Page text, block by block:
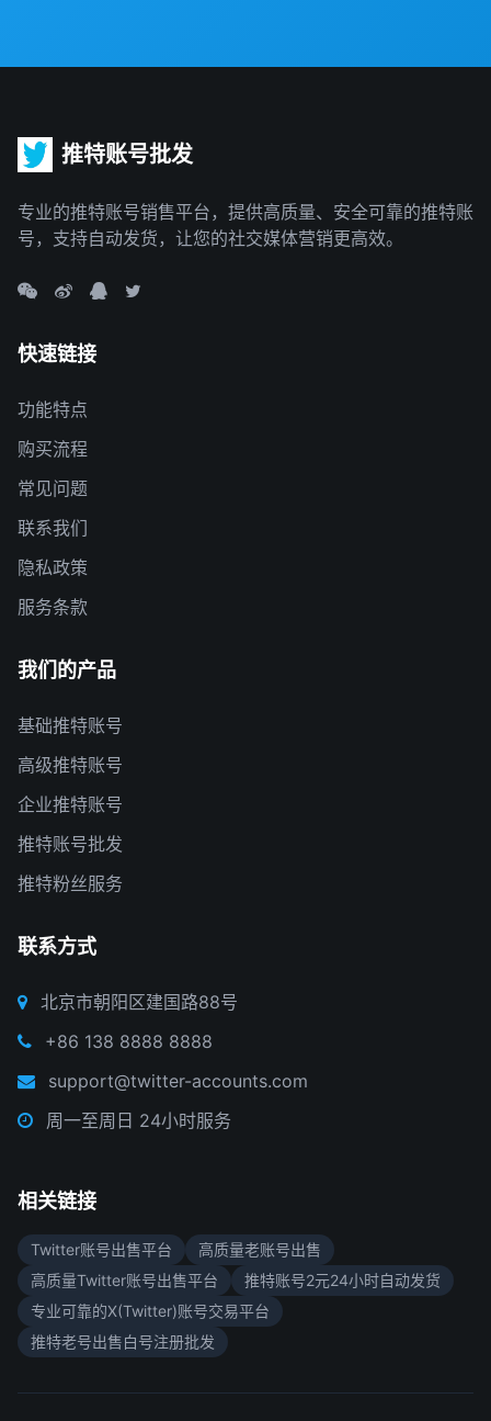
推特账号批发
专业的推特账号销售平台，提供高质量、安全可靠的推特账
号，支持自动发货，让您的社交媒体营销更高效。
快速链接
功能特点
购买流程
常见问题
联系我们
隐私政策
服务条款
我们的产品
基础推特账号
高级推特账号
企业推特账号
推特账号批发
推特粉丝服务
联系方式
北京市朝阳区建国路88号
+86 138 8888 8888
support@twitter-accounts.com
周一至周日 24小时服务
相关链接
Twitter账号出售平台
高质量老账号出售
高质量Twitter账号出售平台
推特账号2元24小时自动发货
专业可靠的X(Twitter)账号交易平台
推特老号出售白号注册批发